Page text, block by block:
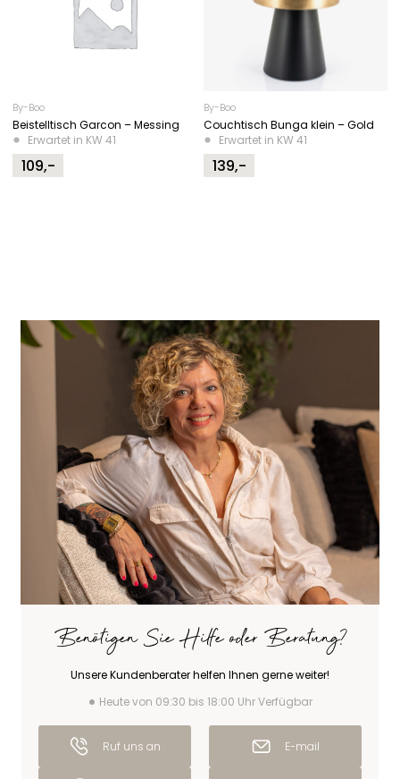
By-Boo
Beistelltisch Garcon – Messing
Erwartet in KW 41
109,-
By-Boo
Couchtisch Bunga klein – Gold
Erwartet in KW 41
139,-
Benötigen Sie Hilfe oder Beratung?
Unsere Kundenberater helfen Ihnen gerne weiter!
Heute von 09:30 bis 18:00 Uhr Verfügbar
Ruf uns an E-mail